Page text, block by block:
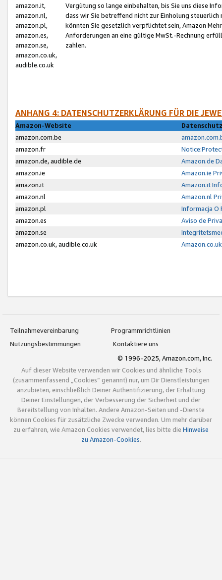
amazon.it,
amazon.nl,
amazon.pl,
amazon.es,
amazon.se,
amazon.co.uk,
audible.co.uk
Vergütung so lange einbehalten, bis Sie uns diese
dass wir Sie betreffend nicht zur Einholung
könnten Sie gesetzlich verpflichtet sein, Amazon
Anforderungen an eine gültige MwSt.-Rechnung
zahlen.
ANHANG 4: DATENSCHUTZERKLÄRUNG FÜR DIE
Amazon-Website
amazon.com.be
amazon.fr
amazon.de, audible.de
Amazon.de
amazon.ie
Amazon.ie
amazon.it
Amazon.it
amazon.nl
Amazon.nl
amazon.pl
Informacja O
amazon.es
Aviso de
amazon.se
amazon.co.uk, audible.co.uk
Teilnahmevereinbarung
Programmrichtlinien
Nutzungsbestimmungen
Kontaktiere uns
© 1996-2025, Amazon.com, Inc.
Auf dieser Website verwenden wir Cookies und ähnliche Tools
(zusammenfassend „Cookies“ genannt) nur, um Dir Dienstleistungen
anzubieten, einschließlich Deiner Authentifizierung, der Erhaltung
Deiner Einstellungen, der Verbesserung der Sicherheit und der
Bereitstellung von Inhalten. Andere Amazon-Seiten und -Dienste
können Cookies für zusätzliche Zwecke verwenden. Um mehr darüber
zu erfahren, wie Amazon Cookies verwendet, lies bitte die Hinweise
zu Amazon-Cookies.